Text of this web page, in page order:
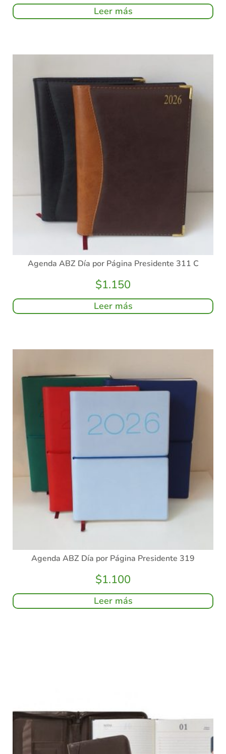
Leer más
Agenda ABZ Día por Página Presidente 311 C
$1.150
Leer más
Agenda ABZ Día por Página Presidente 319
$1.100
Leer más